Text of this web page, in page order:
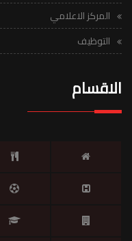
المركز الاعلامي
التوظيف
الاقسام